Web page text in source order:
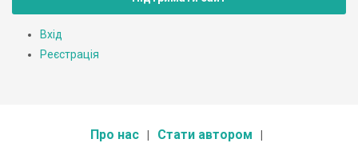
Вхід
Реєстрація
Про нас Стати автором